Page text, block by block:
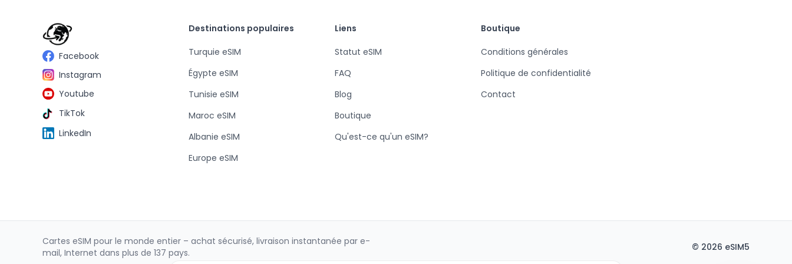
Facebook
Instagram
Youtube
TikTok
LinkedIn
Destinations populaires
Turquie eSIM
Égypte eSIM
Tunisie eSIM
Maroc eSIM
Albanie eSIM
Europe eSIM
Liens
Statut eSIM
FAQ
Blog
Boutique
Qu'est-ce qu'un eSIM?
Boutique
Conditions générales
Politique de confidentialité
Contact
Cartes eSIM pour le monde entier – achat sécurisé, livraison instantanée par e-
mail, Internet dans plus de 137 pays.
© 2026 eSIM5